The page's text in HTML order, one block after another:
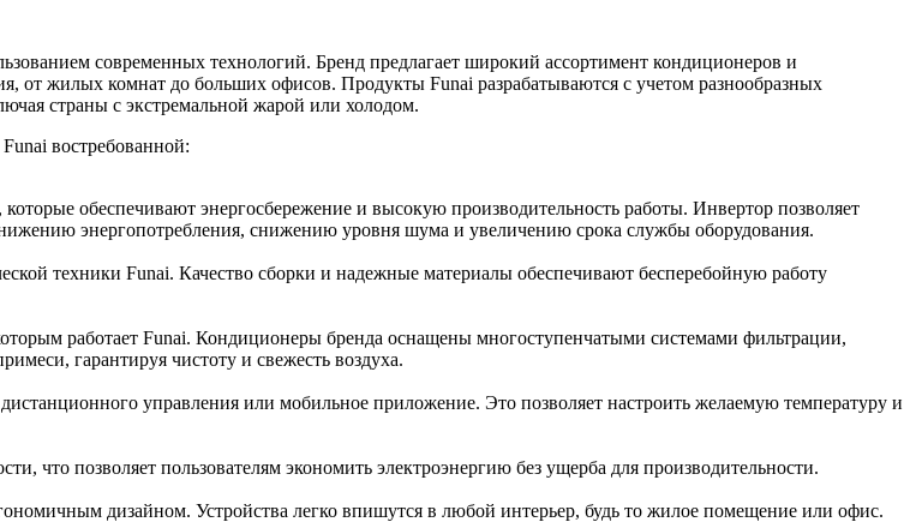
современных технологий. Бренд предлагает широкий ассортимент кондиционеров и
жилых комнат до больших офисов. Продукты Funai разрабатываются с учетом разнообразных
страны с экстремальной жарой или холодом.
востребованной:
обеспечивают энергосбережение и высокую производительность работы. Инвертор позволяет
энергопотребления, снижению уровня шума и увеличению срока службы оборудования.
техники Funai. Качество сборки и надежные материалы обеспечивают бесперебойную работу
работает Funai. Кондиционеры бренда оснащены многоступенчатыми системами фильтрации,
гарантируя чистоту и свежесть воздуха.
управления или мобильное приложение. Это позволяет настроить желаемую температуру и
что позволяет пользователям экономить электроэнергию без ущерба для производительности.
дизайном. Устройства легко впишутся в любой интерьер, будь то жилое помещение или офис.